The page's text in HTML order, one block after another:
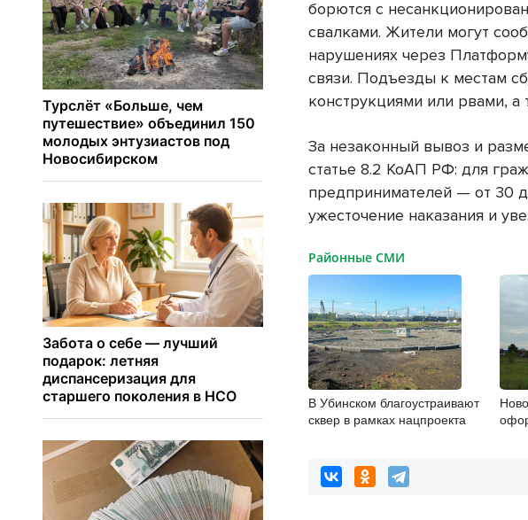
борются с
свалками. Жители могут
нарушениях через
связи. Подъезды к местам
конструкциями или рвами,
За незаконный вывоз и
статье 8.2 КоАП РФ: для
предпринимателей — от 30
ужесточение наказания и
Районные СМИ
В Убинском благоустраивают
сквер в рамках нацпроекта